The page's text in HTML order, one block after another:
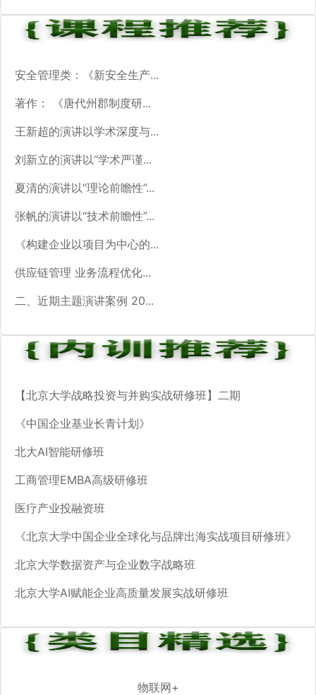
安全管理类：《新安全生产...
著作： 《唐代州郡制度研...
王新超的演讲以学术深度与...
刘新立的演讲以“学术严谨...
夏清的演讲以“理论前瞻性”...
张帆的演讲以“技术前瞻性”...
《构建企业以项目为中心的...
供应链管理 业务流程优化...
二、近期主题演讲案例 20...
【北京大学战略投资与并购实战研修班】二期
《中国企业基业长青计划》
北大AI智能研修班
工商管理EMBA高级研修班
医疗产业投融资班
《北京大学中国企业全球化与品牌出海实战项目研修班》
北京大学数据资产与企业数字战略班
北京大学AI赋能企业高质量发展实战研修班
物联网+